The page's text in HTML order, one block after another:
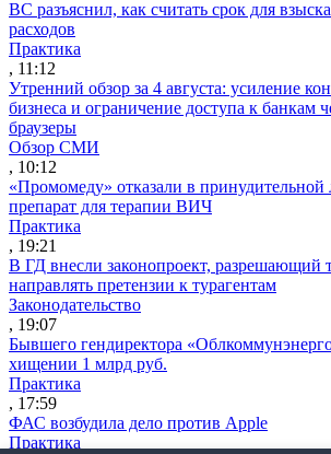
ВС разъяснил, как считать срок для
расходов
Практика
, 11:12
Утренний обзор за 4 августа: усиление
бизнеса и ограничение доступа к банкам
браузеры
Обзор СМИ
, 10:12
«Промомеду» отказали в принудительной
препарат для терапии ВИЧ
Практика
, 19:21
В ГД внесли законопроект, разрешающий
направлять претензии к турагентам
Законодательство
, 19:07
Бывшего гендиректора
хищении 1 млрд руб.
Практика
, 17:59
ФАС возбудила дело против Apple
Практика